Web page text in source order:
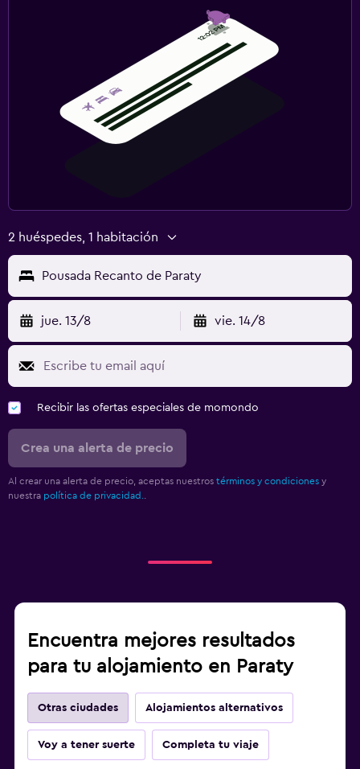
2 huéspedes, 1 habitación
Pousada Recanto de Paraty
jue. 13/8 vie. 14/8
Recibir las ofertas especiales de momondo
Crea una alerta de precio
Al crear una alerta de precio, aceptas nuestros términos y condiciones y
nuestra política de privacidad.
Encuentra mejores resultados
para tu alojamiento en Paraty
Otras ciudades Alojamientos alternativos
Voy a tener suerte Completa tu viaje